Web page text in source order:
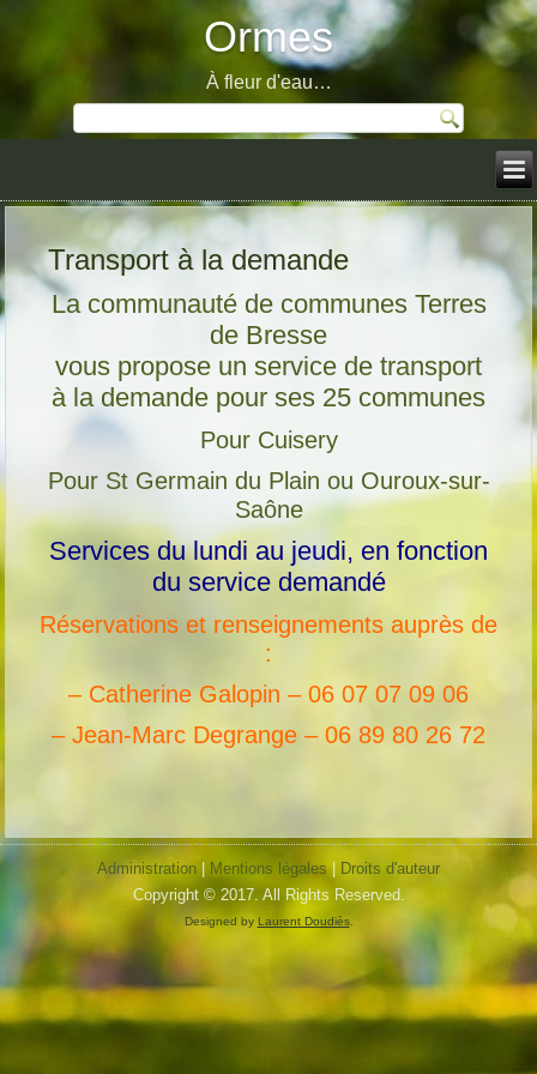
Ormes
À fleur d'eau…
Transport à la demande
La communauté de communes Terres
de Bresse
vous propose un service de transport
à la demande pour ses 25 communes
Pour Cuisery
Pour St Germain du Plain ou Ouroux-sur-
Saône
Services du lundi au jeudi, en fonction
du service demandé
Réservations et renseignements auprès de
:
– Catherine Galopin – 06 07 07 09 06
– Jean-Marc Degrange – 06 89 80 26 72
Administration Mentions légales|
Droits d'auteur
Copyright © 2017. All Rights Reserved.
Designed by Laurent Doudiès.